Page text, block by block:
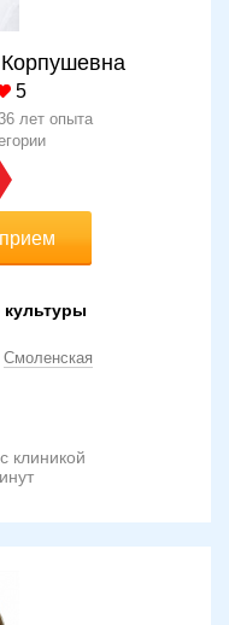
5
лет опыта
Смоленская
клиникой